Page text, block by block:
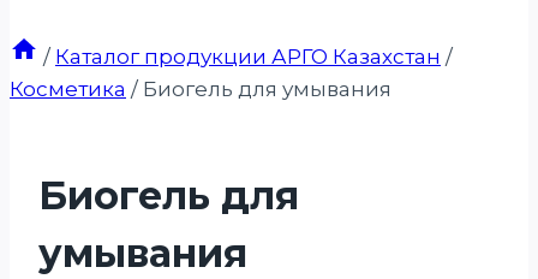
/ Каталог продукции АРГО Казахстан /
Косметика / Биогель для умывания
Биогель для
умывания